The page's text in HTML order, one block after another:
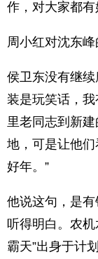
作，对大家都有
周小红对沈东峰
侯卫东没有继
装是玩笑话，
里老同志到新
地，可是让他
好年。”
他说这句，是
听得明白。农
霸天”出身于计